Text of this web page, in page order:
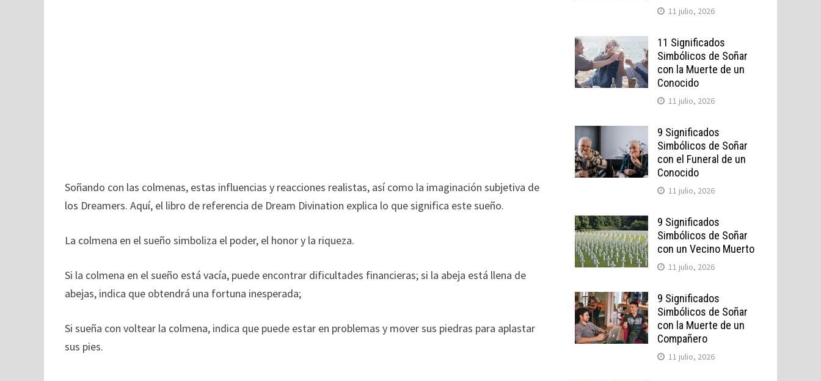
Soñando con las colmenas, estas influencias y reacciones realistas, así como la imaginación subjetiva de
los Dreamers. Aquí, el libro de referencia de Dream Divination explica lo que significa este sueño.
La colmena en el sueño simboliza el poder, el honor y la riqueza.
Si la colmena en el sueño está vacía, puede encontrar dificultades financieras; si la abeja está llena de
abejas, indica que obtendrá una fortuna inesperada;
Si sueña con voltear la colmena, indica que puede estar en problemas y mover sus piedras para aplastar
sus pies.
11 julio, 2026
11 Significados
Simbólicos de Soñar
con la Muerte de un
Conocido
11 julio, 2026
9 Significados
Simbólicos de Soñar
con el Funeral de un
Conocido
11 julio, 2026
9 Significados
Simbólicos de Soñar
con un Vecino Muerto
11 julio, 2026
9 Significados
Simbólicos de Soñar
con la Muerte de un
Compañero
11 julio, 2026